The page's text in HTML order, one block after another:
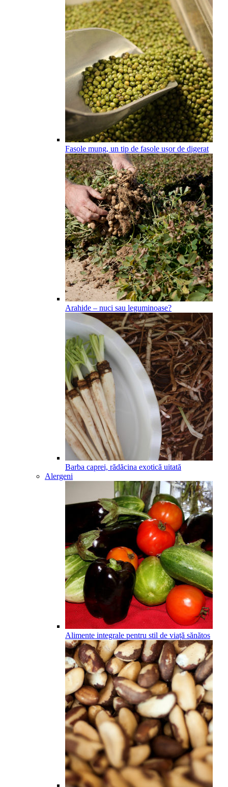
Fasole mung, un tip de fasole ușor de digerat
Arahide – nuci sau leguminoase?
Barba caprei, rădăcina exotică uitată
Alergeni
Alimente integrale pentru stil de viață sănătos